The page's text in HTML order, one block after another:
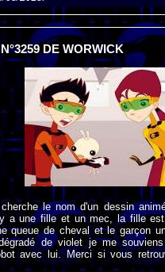
DE WORWICK
le nom d'un dessin
a une fille et un mec, la fille
queue de cheval et le garçon
de violet je me
avec lui. Merci si vous